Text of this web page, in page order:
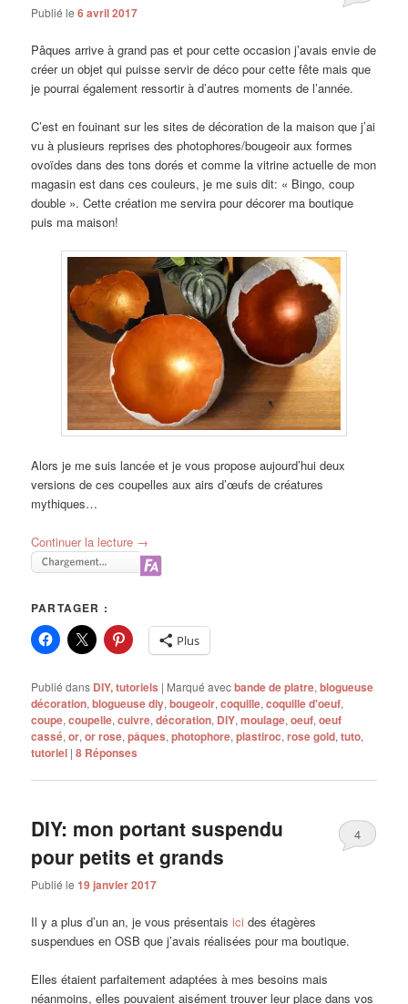
Publié le6 avril 2017
Pâques arrive à grand pas et pour cette occasion j’avais envie de
créer un objet qui puisse servir de déco pour cette fête mais que
je pourrai également ressortir à d’autres moments de l’année.
C’est en fouinant sur les sites de décoration de la maison que j’ai
vu à plusieurs reprises des photophores/bougeoir aux formes
ovoïdes dans des tons dorés et comme la vitrine actuelle de mon
magasin est dans ces couleurs, je me suis dit: « Bingo, coup
double ». Cette création me servira pour décorer ma boutique
puis ma maison!
Alors je me suis lancée et je vous propose aujourd’hui deux
versions de ces coupelles aux airs d’œufs de créatures
mythiques…
Continuer la lecture →
PARTAGER :
Plus
Publié dans DIY, tutoriels | Marqué avecbande de platre,blogueuse
décoration,blogueuse diy,bougeoir,coquille,coquille d'oeuf,
coupe,coupelle,cuivre,décoration, DIY,moulage,oeuf,oeuf
cassé,or,or rose,pâques,photophore,plastiroc,rose gold,tuto,
tutoriel |8 Réponses
DIY: mon portant suspendu
pour petits et grands
Publié le19 janvier 2017
4
Il y a plus d’un an, je vous présentaisici des étagères
suspendues en OSB que j’avais réalisées pour ma boutique.
Elles étaient parfaitement adaptées à mes besoins mais
néanmoins, elles pouvaient aisément trouver leur place dans vos